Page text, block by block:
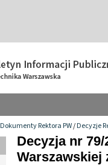
Dokumenty Rektora PW/Decyzje
Decyzja nr
Warszawskiej